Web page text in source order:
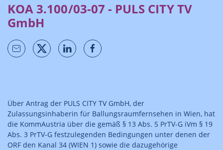
KOA 3.100/03-07 - PULS CITY TV
GmbH
Über Antrag der PULS CITY TV GmbH, der
Zulassungsinhaberin für Ballungsraumfernsehen in Wien, hat
die KommAustria über die gemäß § 13 Abs. 5 PrTV-G iVm § 19
Abs. 3 PrTV-G festzulegenden Bedingungen unter denen der
ORF den Kanal 34 (WIEN 1) sowie die dazugehörige